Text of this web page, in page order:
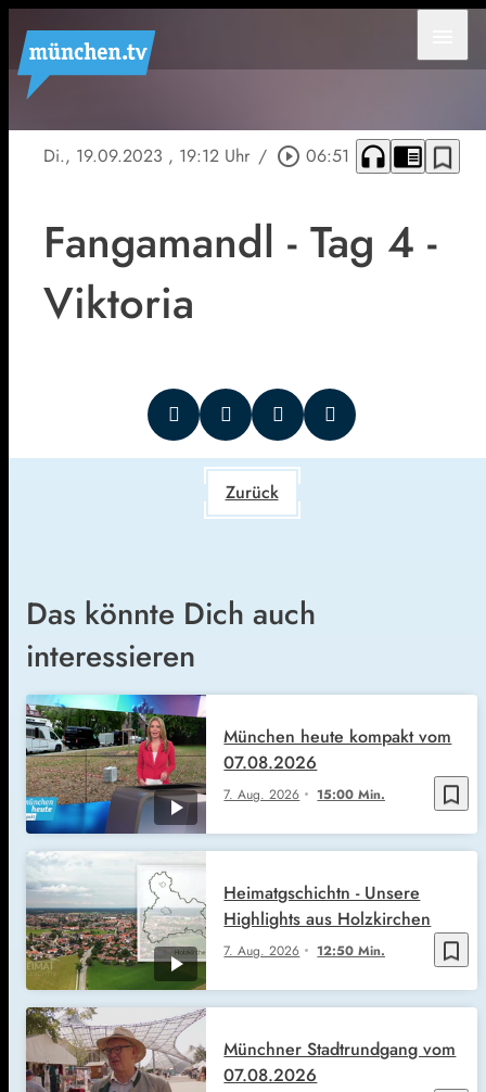
Di., 19.09.2023 , 19:12 Uhr / play_circle_outline 06:51 headphones chrome_reader_mode bookmark_border
Fangamandl - Tag 4 -
Viktoria
Zurück
Das könnte Dich auch
interessieren
bookmark_border
7. Aug. 2026 15:00 Min.
München heute kompakt vom
07.08.2026
bookmark_border
7. Aug. 2026 12:50 Min.
Heimatgschichtn - Unsere
Highlights aus Holzkirchen
Münchner Stadtrundgang vom
07.08.2026